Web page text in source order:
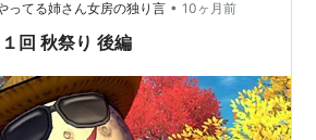
ないもんね……… せめてお帽子卒業
ね (※個人的こだわりです) ～おしま
ってる姉さん女房の独り言 • 10ヶ月前
回 秋祭り 後編